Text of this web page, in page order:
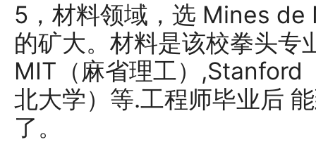
5，材料领域，选 Mines
的矿大。材料是该校拳头专
MIT（麻省理工）
北大学）等.工程师毕业后
了。